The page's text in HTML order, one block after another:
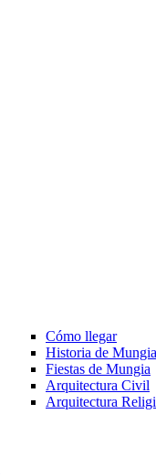
Cómo llegar
Historia de Mungia
Fiestas de Mungia
Arquitectura Civil
Arquitectura